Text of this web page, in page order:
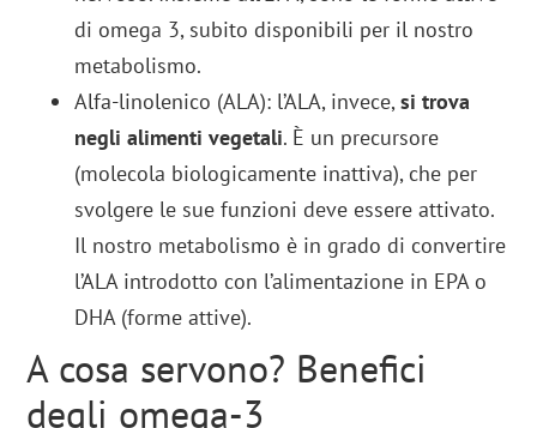
di omega 3, subito disponibili per il nostro
metabolismo.
Alfa-linolenico (ALA): l’ALA, invece,si trova
negli alimenti vegetali. È un precursore
(molecola biologicamente inattiva), che per
svolgere le sue funzioni deve essere attivato.
Il nostro metabolismo è in grado di convertire
l’ALA introdotto con l’alimentazione in EPA o
DHA (forme attive).
A cosa servono? Benefici
degli omega-3